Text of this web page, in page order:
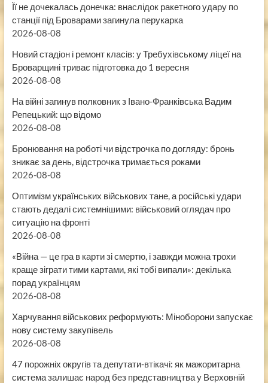
Її не дочекалась донечка: внаслідок ракетного удару по
станції під Броварами загинула перукарка
2026-08-08
Новий стадіон і ремонт класів: у Требухівському ліцеї на
Броварщині триває підготовка до 1 вересня
2026-08-08
На війні загинув полковник з Івано-Франківська Вадим
Репецький: що відомо
2026-08-08
Бронювання на роботі чи відстрочка по догляду: бронь
зникає за день, відстрочка тримається роками
2026-08-08
Оптимізм українських військових тане, а російські удари
стають дедалі системнішими: військовий оглядач про
ситуацію на фронті
2026-08-08
«Війна — це гра в карти зі смертю, і завжди можна трохи
краще зіграти тими картами, які тобі випали»: декілька
порад українцям
2026-08-08
Харчування військових реформують: Міноборони запускає
нову систему закупівель
2026-08-08
47 порожніх округів та депутати-втікачі: як мажоритарна
система залишає народ без представництва у Верховній